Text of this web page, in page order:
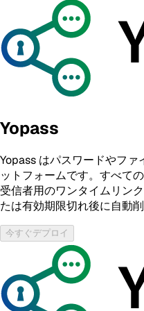
Yopass
Yopass はパスワードやフ
ットフォームです。すべて
受信者用のワンタイムリン
たは有効期限切れ後に自動削
今すぐデプロイ